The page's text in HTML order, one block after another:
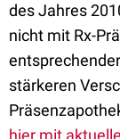
des Jahres
nicht mit Rx-
stärkeren
hier mit